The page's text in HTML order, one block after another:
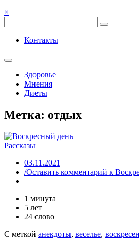
×
Весёлый и здоровый образ жизни
Контакты
Здоровье
Мнения
Диеты
Метка: отдых
Рассказы
03.11.2021
/Оставить комментарий к
1 минута
5 лет
24 слово
С меткой анекдоты, веселье,